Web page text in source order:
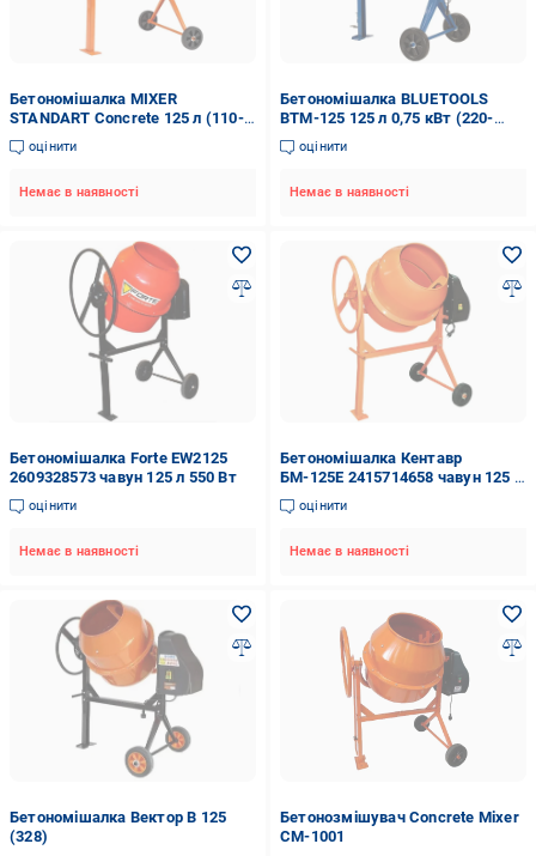
Бетономішалка MIXER
STANDART Concrete 125 л (110-
4020)
оцінити
Немає в наявності
Бетономішалка BLUETOOLS
BTM-125 125 л 0,75 кВт (220-
4021)
оцінити
Немає в наявності
Бетономішалка Forte EW2125
2609328573 чавун 125 л 550 Вт
оцінити
Немає в наявності
Бетономішалка Кентавр
БМ-125Е 2415714658 чавун 125 л
550 Вт
оцінити
Немає в наявності
Бетономішалка Вектор В 125
(328)
Бетонозмішувач Concrete Mixer
CM-1001